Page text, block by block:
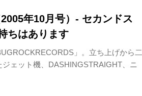
年10月号）- セカンドス
ちはあります
」。立ち上げから二
ェット機、DASHINGSTRAIGHT、ニ